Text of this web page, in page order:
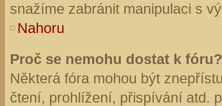
snažíme zabránit manipulaci s
Nahoru
Proč se nemohu dostat k fóru?
Některá fóra mohou být
čtení, prohlížení, přispívání atd.